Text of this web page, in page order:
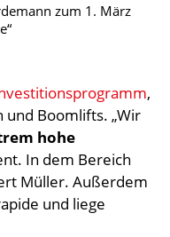
zum 1. März
,
und Boomlifts. „Wir
hohe
In dem Bereich
Müller. Außerdem
und liege